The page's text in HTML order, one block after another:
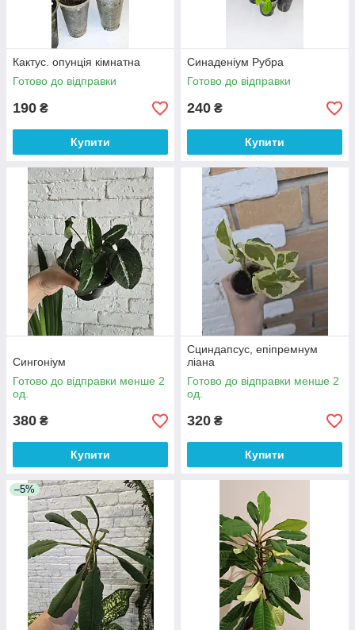
Кактус. опунція кімнатна
Готово до відправки
190 ₴
Купити
Синаденіум Рубра
Готово до відправки
240 ₴
Купити
Сингоніум
Готово до відправки менше 2
од.
380 ₴
Купити
Сциндапсус, епіпремнум
ліана
Готово до відправки менше 2
од.
320 ₴
Купити
–5%